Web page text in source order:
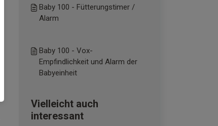
Baby 100 - Fütterungstimer /
Alarm
Baby 100 - Vox-
Empfindlichkeit und Alarm der
Babyeinheit
Vielleicht auch
interessant